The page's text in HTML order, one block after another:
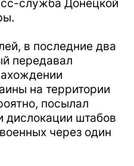
служба Донецкой
в последние два
передавал
на территории
посылал
дислокации штабов
через один